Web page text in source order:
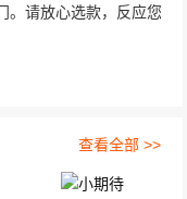
。请放心选款，反应您
查看全部 >>